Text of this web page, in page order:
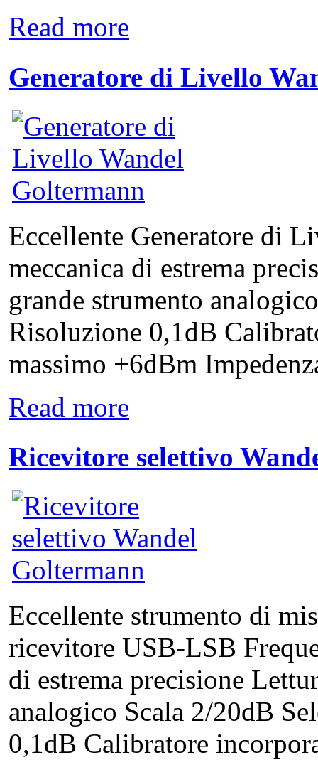
Read more
Generatore di Livello
Eccellente Generatore di
meccanica di estrema
grande strumento
Risoluzione 0,1dB
massimo +6dBm
Read more
Ricevitore selettivo
Eccellente strumento di
ricevitore USB-LSB
di estrema precisione
analogico Scala 2/20dB
0,1dB Calibratore